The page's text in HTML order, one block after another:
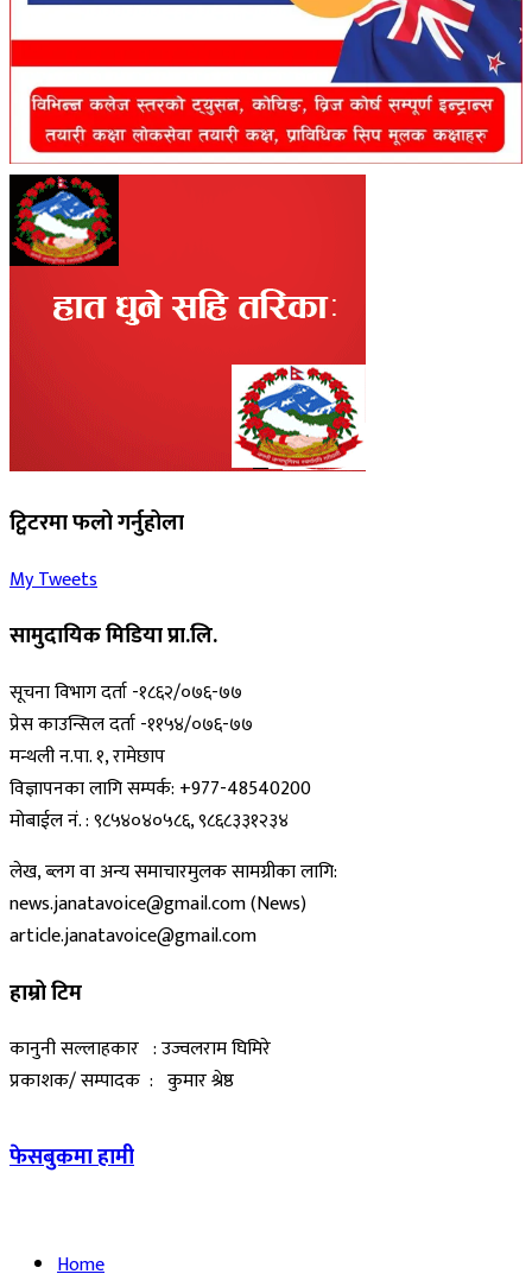
ट्विटरमा फलो गर्नुहोला
My Tweets
सामुदायिक मिडिया प्रा.लि.
सूचना विभाग दर्ता -१८६२/०७६-७७
प्रेस काउन्सिल दर्ता -११५४/०७६-७७
मन्थली न.पा. १, रामेछाप
विज्ञापनका लागि सम्पर्क: +977-48540200
मोबाईल नं. : ९८५४०४०५८६, ९८६८३३१२३४
लेख, ब्लग वा अन्य समाचारमुलक सामग्रीका लागि:
news.janatavoice@gmail.com (News)
article.janatavoice@gmail.com
हाम्रो टिम
कानुनी सल्लाहकार : उज्वलराम घिमिरे
प्रकाशक/ सम्पादक : कुमार श्रेष्ठ
फेसबुकमा हामी
Home